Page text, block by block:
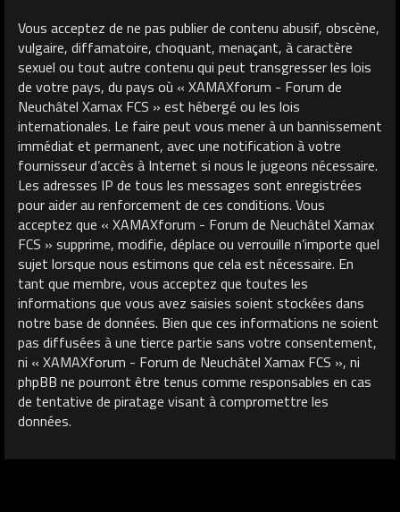
Vous acceptez de ne pas publier de contenu abusif, obscène,
vulgaire, diffamatoire, choquant, menaçant, à caractère
sexuel ou tout autre contenu qui peut transgresser les lois
de votre pays, du pays où « XAMAXforum - Forum de
Neuchâtel Xamax FCS » est hébergé ou les lois
internationales. Le faire peut vous mener à un bannissement
immédiat et permanent, avec une notification à votre
fournisseur d’accès à Internet si nous le jugeons nécessaire.
Les adresses IP de tous les messages sont enregistrées
pour aider au renforcement de ces conditions. Vous
acceptez que « XAMAXforum - Forum de Neuchâtel Xamax
FCS » supprime, modifie, déplace ou verrouille n’importe quel
sujet lorsque nous estimons que cela est nécessaire. En
tant que membre, vous acceptez que toutes les
informations que vous avez saisies soient stockées dans
notre base de données. Bien que ces informations ne soient
pas diffusées à une tierce partie sans votre consentement,
ni « XAMAXforum - Forum de Neuchâtel Xamax FCS », ni
phpBB ne pourront être tenus comme responsables en cas
de tentative de piratage visant à compromettre les
données.